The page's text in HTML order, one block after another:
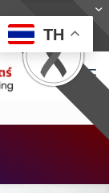
TH